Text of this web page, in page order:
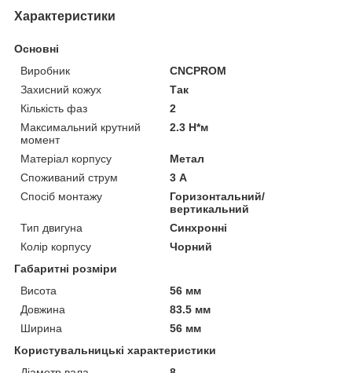
Характеристики
Основні
Виробник
CNCPROM
Захисний кожух
Так
Кількість фаз
2
Максимальний крутний
момент
2.3 Н*м
Матеріал корпусу
Метал
Споживаний струм
3 А
Спосіб монтажу
Горизонтальний/
вертикальний
Тип двигуна
Синхронні
Колір корпусу
Чорний
Габаритні розміри
Висота
56 мм
Довжина
83.5 мм
Ширина
56 мм
Користувальницькі характеристики